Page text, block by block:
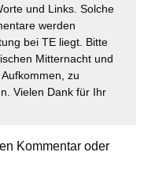
und Links. Solche
werden
bei TE liegt. Bitte
Mitternacht und
zu
Vielen Dank für Ihr
Kommentar oder